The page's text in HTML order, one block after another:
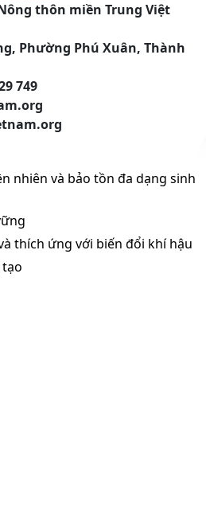
thôn miền Trung Việt
Phường Phú Xuân, Thành
749
nhiên và bảo tồn đa dạng sinh
thích ứng với biến đổi khí hậu